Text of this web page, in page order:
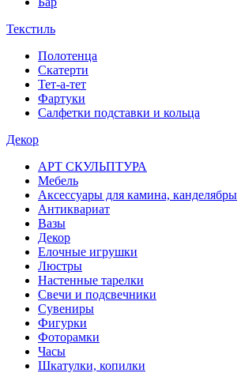
Текстиль
Полотенца
Скатерти
Тет-а-тет
Фартуки
Салфетки подставки и кольца
Декор
АРТ СКУЛЬПТУРА
Мебель
Аксессуары для камина, канделябры
Антиквариат
Вазы
Декор
Елочные игрушки
Люстры
Настенные тарелки
Свечи и подсвечники
Сувениры
Фигурки
Фоторамки
Часы
Шкатулки, копилки